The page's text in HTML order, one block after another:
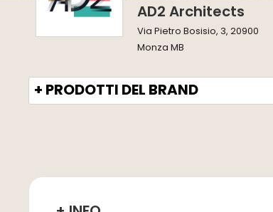
AD2 Architects
Via Pietro Bosisio, 3, 20900
Monza MB
+ PRODOTTI DEL BRAND